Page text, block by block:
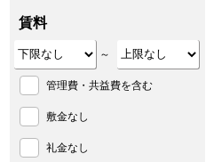
賃料
～
管理費・共益費を含む
敷金なし
礼金なし